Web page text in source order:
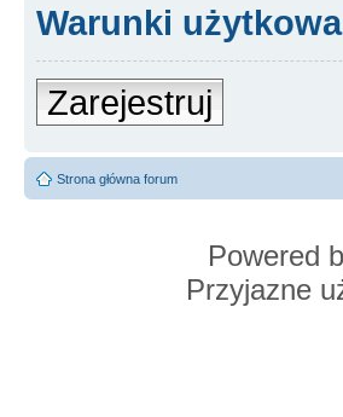
Warunki
Zarejestruj
Strona główna forum
Powered
Przyjazne